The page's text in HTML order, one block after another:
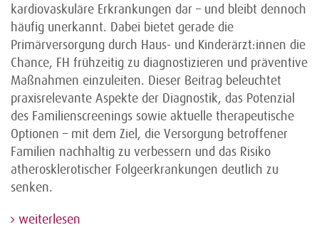
kardiovaskuläre Erkrankungen dar – und bleibt dennoch
häufig unerkannt. Dabei bietet gerade die
Primärversorgung durch Haus- und Kinderärzt:innen die
Chance, FH frühzeitig zu diagnostizieren und präventive
Maßnahmen einzuleiten. Dieser Beitrag beleuchtet
praxisrelevante Aspekte der Diagnostik, das Potenzial
des Familienscreenings sowie aktuelle therapeutische
Optionen – mit dem Ziel, die Versorgung betroffener
Familien nachhaltig zu verbessern und das Risiko
atherosklerotischer Folgeerkrankungen deutlich zu
senken.
weiterlesen